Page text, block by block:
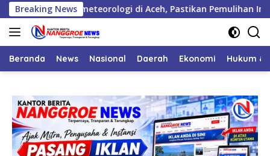
Langsung
ke
konten
Breaking News
Hidrometeorologi di Aceh, Pastikan Pemulihan Infrastruktur
Beranda News Nasional Daerah Ekonomi Hukum &